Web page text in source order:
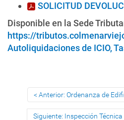
SOLICITUD
Disponible en la Sede
https://
Autoliquidaciones de ICIO,
Anterior: Ordenanza de
Siguiente: Inspección